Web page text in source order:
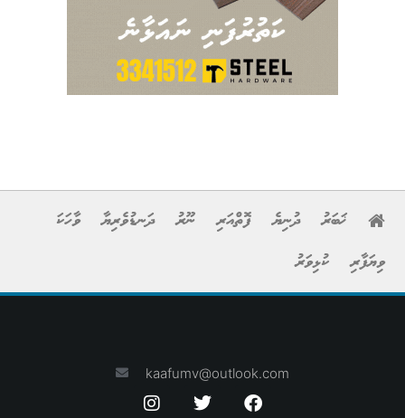
ޚަބަރު ދުނިޔެ ފޮތްއަރި ނޫރު ދަނޑުވެރިޔާ
ވާހަކަ
ވިޔަފާރި
ކުޅިވަރު
kaafumv@outlook.com